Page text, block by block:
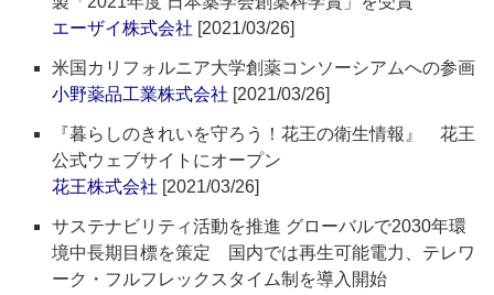
エーザイ株式会社 [2021/03/26]
米国カリフォルニア大学創薬コンソーシアムへの参画
小野薬品工業株式会社 [2021/03/26]
『暮らしのきれいを守ろう！花王の衛生情報』 花王
公式ウェブサイトにオープン
花王株式会社 [2021/03/26]
サステナビリティ活動を推進 グローバルで2030年環
境中長期目標を策定 国内では再生可能電力、テレワ
ーク・フルフレックスタイム制を導入開始